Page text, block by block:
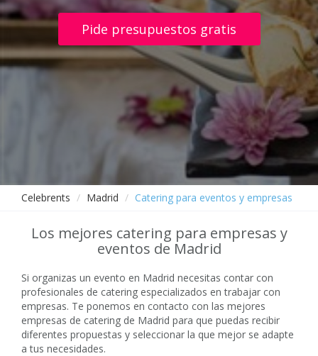
Pide presupuestos gratis
Celebrents Madrid Catering para eventos y empresas
Los mejores catering para empresas y
eventos de Madrid
Si organizas un evento en Madrid necesitas contar con
profesionales de catering especializados en trabajar con
empresas. Te ponemos en contacto con las mejores
empresas de catering de Madrid para que puedas recibir
diferentes propuestas y seleccionar la que mejor se adapte
a tus necesidades.